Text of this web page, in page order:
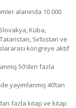
alanında 10 000
Küba,
Sırbistan ve
kongreye aktif
50’den fazla
yayımlanmış 40’tan
fazla kitap ve kitap